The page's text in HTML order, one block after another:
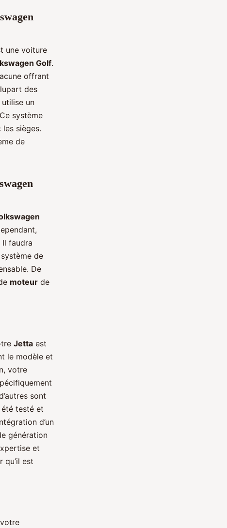
une voiture
Golf.
offrant
des
un
système
sièges.
de
Il faudra
de
De
moteur de
Jetta est
le modèle et
votre
sont
testé et
d’un
génération
et
qu’il est